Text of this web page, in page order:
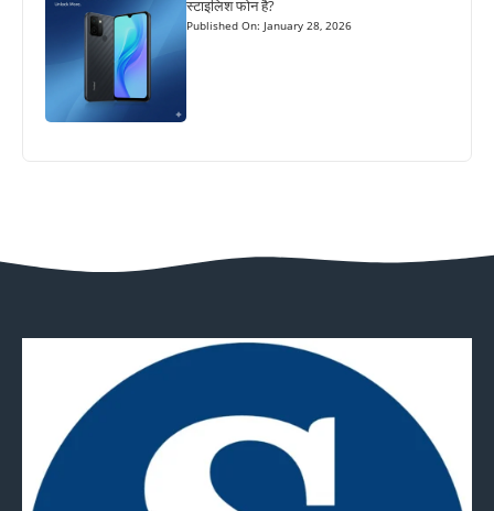
स्टाइलिश फोन है?
Published On: January 28, 2026